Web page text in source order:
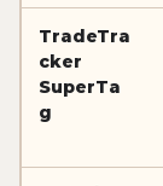
TradeTra
cker
SuperTa
g